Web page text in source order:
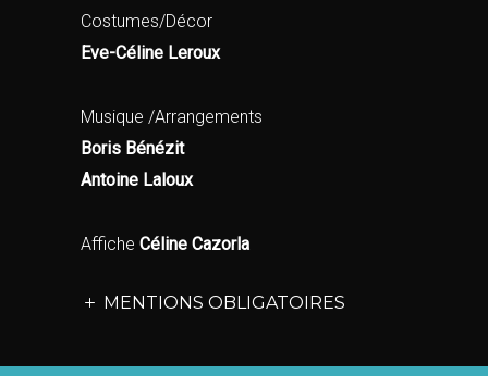
Costumes/Décor
Eve-Céline Leroux
Musique /Arrangements
Boris Bénézit
Antoine Laloux
Affiche Céline Cazorla
MENTIONS OBLIGATOIRES